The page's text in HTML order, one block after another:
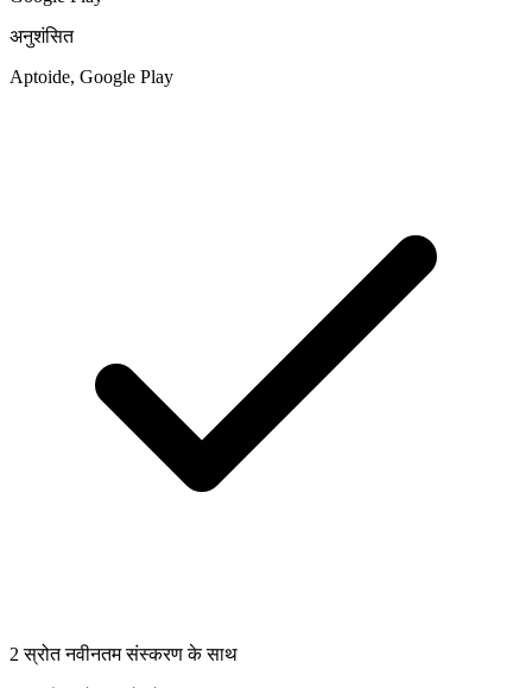
अनुशंसित
Aptoide, Google Play
2 स्रोत नवीनतम संस्करण के साथ